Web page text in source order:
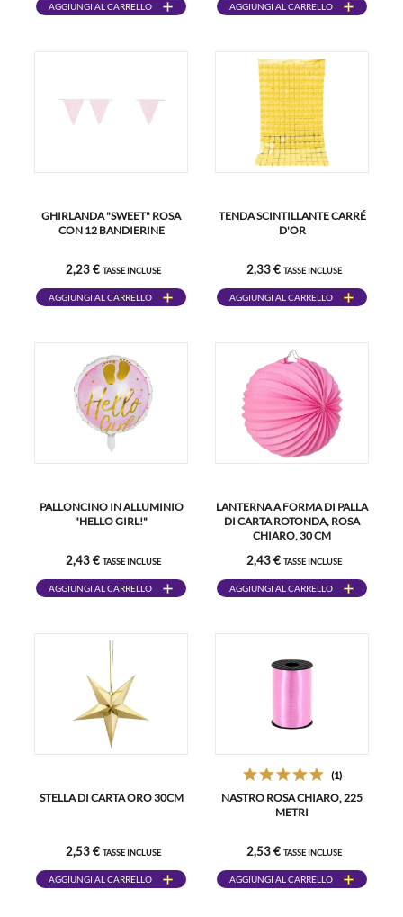
AGGIUNGI AL CARRELLO AGGIUNGI AL CARRELLO
GHIRLANDA "SWEET" ROSA
CON 12 BANDIERINE
2,23 € TASSE INCLUSE
AGGIUNGI AL CARRELLO
TENDA SCINTILLANTE CARRÉ
D'OR
2,33 € TASSE INCLUSE
AGGIUNGI AL CARRELLO
PALLONCINO IN ALLUMINIO
"HELLO GIRL!"
2,43 € TASSE INCLUSE
AGGIUNGI AL CARRELLO
LANTERNA A FORMA DI PALLA
DI CARTA ROTONDA, ROSA
CHIARO, 30 CM
2,43 € TASSE INCLUSE
AGGIUNGI AL CARRELLO
STELLA DI CARTA ORO 30CM
2,53 € TASSE INCLUSE
AGGIUNGI AL CARRELLO
(1)
NASTRO ROSA CHIARO, 225
METRI
2,53 € TASSE INCLUSE
AGGIUNGI AL CARRELLO